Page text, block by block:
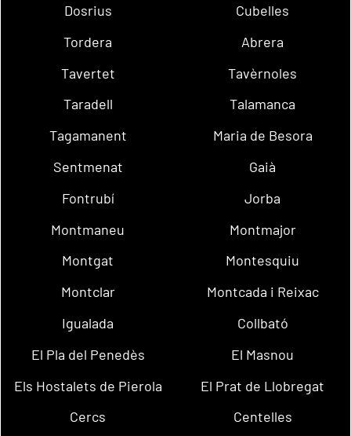
Dosrius
Cubelles
Tordera
Abrera
Tavertet
Tavèrnoles
Taradell
Talamanca
Tagamanent
Maria de Besora
Sentmenat
Gaià
Fontrubí
Jorba
Montmaneu
Montmajor
Montgat
Montesquiu
Montclar
Montcada i Reixac
Igualada
Collbató
El Pla del Penedès
El Masnou
Els Hostalets de Pierola
El Prat de Llobregat
Cercs
Centelles